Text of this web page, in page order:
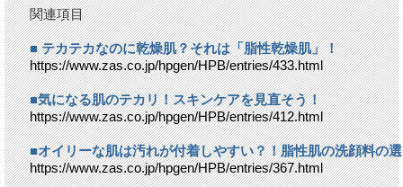
関連項目
■ テカテカなのに乾燥肌？それは「脂性乾燥肌」！
https://www.zas.co.jp/hpgen/HPB/entries/433.html
■気になる肌のテカリ！スキンケアを見直そう！
https://www.zas.co.jp/hpgen/HPB/entries/412.html
■オイリーな肌は汚れが付着しやすい？！脂性肌の洗顔料の
https://www.zas.co.jp/hpgen/HPB/entries/367.html